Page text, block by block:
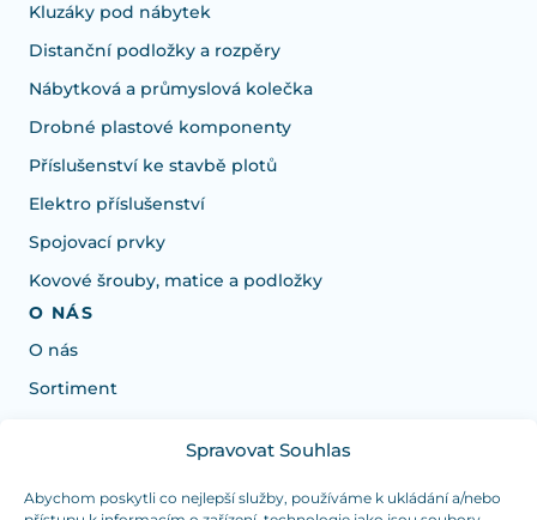
Spravovat Souhlas
Abychom poskytli co nejlepší služby, používáme k ukládání a/nebo
Kluzáky pod nábytek
Distanční podložky a rozpěry
Nábytková a průmyslová kolečka
Drobné plastové komponenty
Příslušenství ke stavbě plotů
Elektro příslušenství
Spojovací prvky
Kovové šrouby, matice a podložky
O NÁS
O nás
Sortiment
Potřebujete poradit s výběrem?
Jsme tu pro vás Pondělí-Čtvrtek od: 7:30 - 15:30 hodin